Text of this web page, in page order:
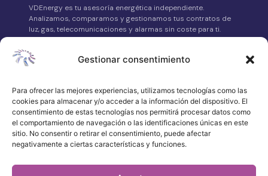
Gestionar consentimiento
Para ofrecer las mejores experiencias, utilizamos tecnologías como las
cookies para almacenar y/o acceder a la información del dispositivo. El
consentimiento de estas tecnologías nos permitirá procesar datos como
el comportamiento de navegación o las identificaciones únicas en este
sitio. No consentir o retirar el consentimiento, puede afectar
negativamente a ciertas características y funciones.
VDEnergy es tu asesoría energética independiente.
Analizamos, comparamos y gestionamos tus contratos de
luz, gas, telecomunicaciones y alarmas sin coste para ti.
658 315 539
WhatsApp
atencionalcliente@vdenergy.es
© 2026 VDEnergy. Todos los derechos